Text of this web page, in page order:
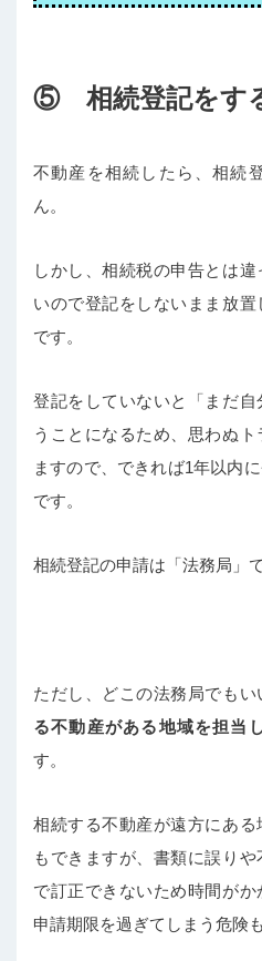
⑤ 相続登記をす
不動産を相続したら、相続
ん。
しかし、相続税の申告とは
いので登記をしないまま放
です。
登記をしていないと「まだ
うことになるため、思わぬ
ますので、できれば1年以内
です。
相続登記の申請は「法務局」
ただし、どこの法務局でも
る不動産がある地域を担当
す。
相続する不動産が遠方にあ
もできますが、書類に誤り
で訂正できないため時間がか
申請期限を過ぎてしまう危険